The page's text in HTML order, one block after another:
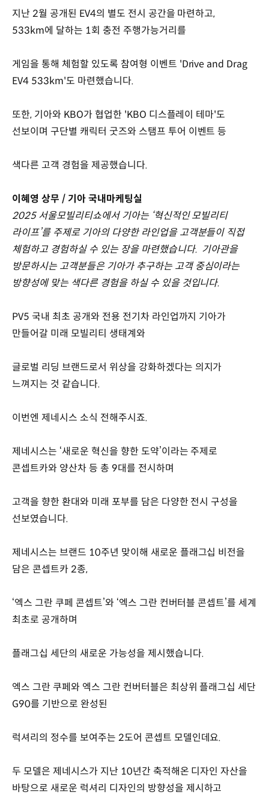
지난 2월 공개된 EV4의 별도 전시 공간을 마련하고,
533km에 달하는 1회 충전 주행가능거리를
게임을 통해 체험할 있도록 참여형 이벤트 'Drive and Drag
EV4 533km'도 마련했습니다.
또한, 기아와 KBO가 협업한 'KBO 디스플레이 테마'도
선보이며 구단별 캐릭터 굿즈와 스탬프 투어 이벤트 등
색다른 고객 경험을 제공했습니다.
이혜영 상무 / 기아 국내마케팅실
2025 서울모빌리티쇼에서 기아는 ‘혁신적인 모빌리티
라이프’를 주제로 기아의 다양한 라인업을 고객분들이 직접
체험하고 경험하실 수 있는 장을 마련했습니다. 기아관을
방문하시는 고객분들은 기아가 추구하는 고객 중심이라는
방향성에 맞는 색다른 경험을 하실 수 있을 것입니다.
PV5 국내 최초 공개와 전용 전기차 라인업까지 기아가
만들어갈 미래 모빌리티 생태계와
글로벌 리딩 브랜드로서 위상을 강화하겠다는 의지가
느껴지는 것 같습니다.
이번엔 제네시스 소식 전해주시죠.
제네시스는 ‘새로운 혁신을 향한 도약’이라는 주제로
콘셉트카와 양산차 등 총 9대를 전시하며
고객을 향한 환대와 미래 포부를 담은 다양한 전시 구성을
선보였습니다.
제네시스는 브랜드 10주년 맞이해 새로운 플래그십 비전을
담은 콘셉트카 2종,
‘엑스 그란 쿠페 콘셉트’와 ‘엑스 그란 컨버터블 콘셉트’를 세계
최초로 공개하며
플래그십 세단의 새로운 가능성을 제시했습니다.
엑스 그란 쿠페와 엑스 그란 컨버터블은 최상위 플래그십 세단
G90를 기반으로 완성된
럭셔리의 정수를 보여주는 2도어 콘셉트 모델인데요.
두 모델은 제네시스가 지난 10년간 축적해온 디자인 자산을
바탕으로 새로운 럭셔리 디자인의 방향성을 제시하고